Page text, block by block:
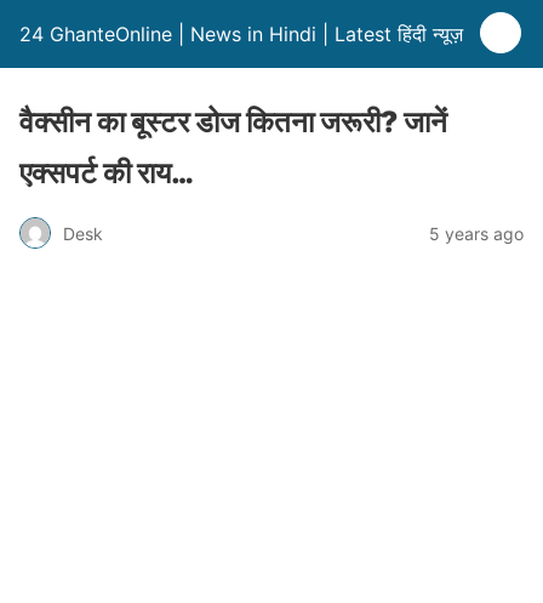
24 GhanteOnline | News in Hindi | Latest हिंदी न्यूज़
वैक्सीन का बूस्टर डोज कितना जरूरी? जानें
एक्सपर्ट की राय…
Desk 5 years ago